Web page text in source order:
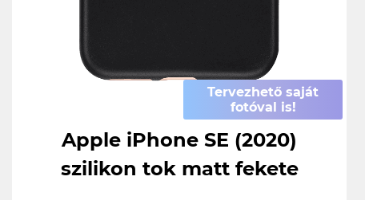
Tervezhető saját
fotóval is!
Apple iPhone SE (2020)
szilikon tok matt fekete